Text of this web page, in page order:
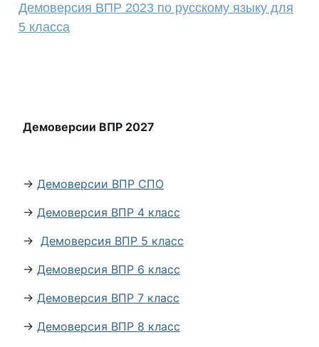
Демоверсия ВПР 2023 по русскому языку для
5 класса
Демоверсии ВПР 2027
→ Демоверсии ВПР СПО
→ Демоверсия ВПР 4 класс
→ Демоверсия ВПР 5 класс
→ Демоверсия ВПР 6 класс
→ Демоверсия ВПР 7 класс
→ Демоверсия ВПР 8 класс